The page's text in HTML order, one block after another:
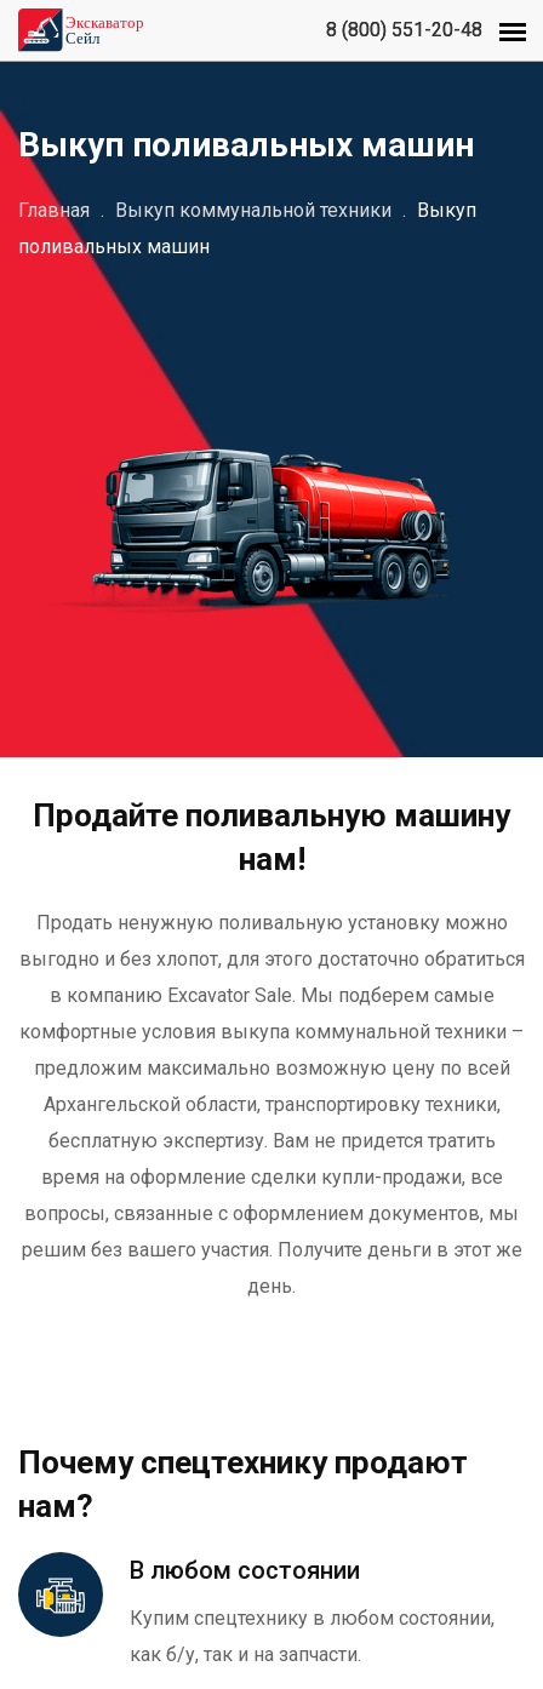
8 (800) 551-20-48
8 (800) 551-20-48
Выкуп поливальных машин
Главная . Выкуп коммунальной техники . Выкуп
поливальных машин
Продайте поливальную машину
нам!
Продать ненужную поливальную установку можно
выгодно и без хлопот, для этого достаточно обратиться
в компанию Excavator Sale. Мы подберем самые
комфортные условия выкупа коммунальной техники –
предложим максимально возможную цену по всей
Архангельской области, транспортировку техники,
бесплатную экспертизу. Вам не придется тратить
время на оформление сделки купли-продажи, все
вопросы, связанные с оформлением документов, мы
решим без вашего участия. Получите деньги в этот же
день.
Почему спецтехнику продают
нам?
В любом состоянии
Купим спецтехнику в любом состоянии,
как б/у, так и на запчасти.